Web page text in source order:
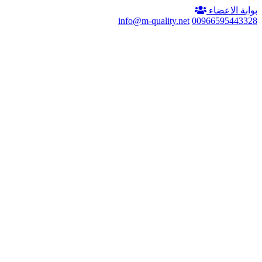
بوابة الاعضاء
00966595443328
info@m-quality.net